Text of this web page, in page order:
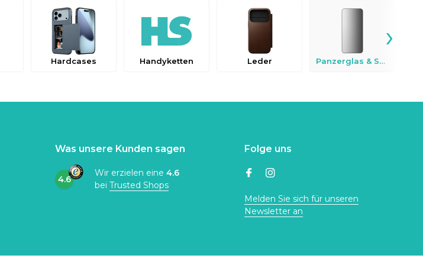
Hardcases Handyketten Leder Panzerglas & Schutzfolien
›
Was unsere Kunden sagen
4.6
Wir erzielen eine 4.6
bei Trusted Shops
Folge uns
Melden Sie sich für unseren
Newsletter an